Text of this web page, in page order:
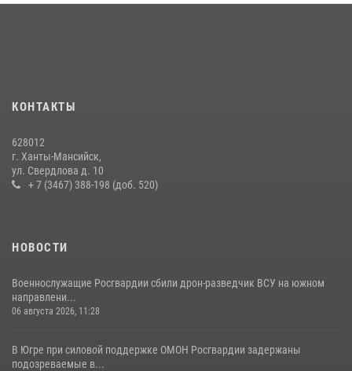
18 июля 2026, 11:25
тематические встречи с молодежью
29 июля 2026, 09:54
КОНТАКТЫ
628012
г. Ханты-Мансийск,
ул. Свердлова д. 10
+ 7 (3467) 388-198 (доб. 520)
НОВОСТИ
Военнослужащие Росгвардии сбили дрон-разведчик ВСУ на южном
направлени...
06 августа 2026, 11:28
В Югре при силовой поддержке ОМОН Росгвардии задержаны
подозреваемые в...